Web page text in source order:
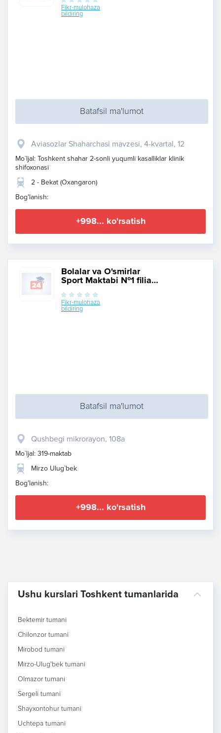
Fikr-mulohaza
bildiring
Batafsil ma'lumot
Aviasozlar Shaharchasi mavzesi, ​4-kvartal, 12
Mo`ljal: Toshkent shahar 2-sonli yuqumli kasalliklar klinik
shifoxonasi
2 - Bekat (Oxangaron)
Bog'lanish:
+998... ko'rsatish
Bolalar va O'smirlar
Sport Maktabi №1 filial
Fikr-mulohaza
bildiring
Batafsil ma'lumot
​Qushbegi mikrorayon, 108a
Mo`ljal: 319-maktab
Mirzo Ulug`bek
Bog'lanish:
+998... ko'rsatish
Ushu kurslari Toshkent tumanlarida
Bektemir tumani
Chilonzor tumani
Mirobod tumani
Mirzo-Ulug'bek tumani
Olmazor tumani
Sergeli tumani
Shayxontohur tumani
Uchtepa tumani